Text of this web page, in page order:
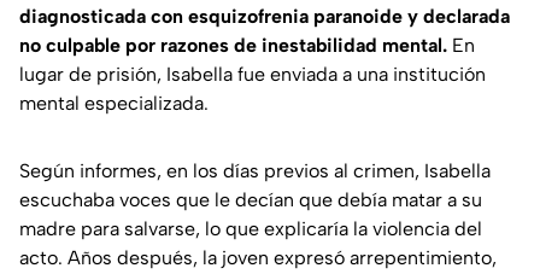
diagnosticada con esquizofrenia paranoide y declarada
no culpable por razones de inestabilidad mental. En
lugar de prisión, Isabella fue enviada a una institución
mental especializada.
Según informes, en los días previos al crimen, Isabella
escuchaba voces que le decían que debía matar a su
madre para salvarse, lo que explicaría la violencia del
acto. Años después, la joven expresó arrepentimiento,